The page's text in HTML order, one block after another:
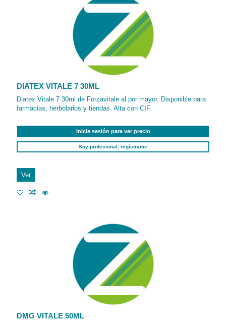
DIATEX VITALE 7 30ML
Diatex Vitale 7 30ml de Forzavitale al por mayor. Disponible para
farmacias, herbolarios y tiendas. Alta con CIF.
Inicia sesión para ver precio
Soy profesional, regístrame
Ver
DMG VITALE 50ML